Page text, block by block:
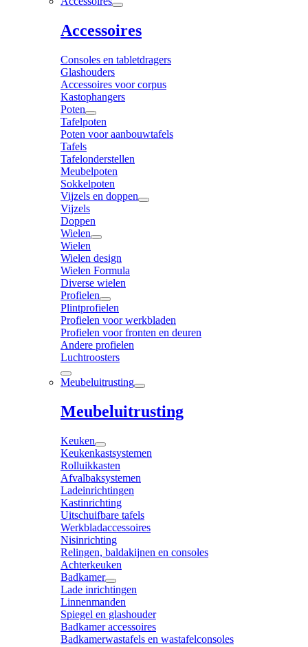
Accessoires
Consoles en tabletdragers
Glashouders
Accessoires voor corpus
Kastophangers
Poten
Tafelpoten
Poten voor aanbouwtafels
Tafels
Tafelonderstellen
Meubelpoten
Sokkelpoten
Vijzels en doppen
Vijzels
Doppen
Wielen
Wielen
Wielen design
Wielen Formula
Diverse wielen
Profielen
Plintprofielen
Profielen voor werkbladen
Profielen voor fronten en deuren
Andere profielen
Luchtroosters
Meubeluitrusting
Meubeluitrusting
Keuken
Keukenkastsystemen
Rolluikkasten
Afvalbaksystemen
Ladeinrichtingen
Kastinrichting
Uitschuifbare tafels
Werkbladaccessoires
Nisinrichting
Relingen, baldakijnen en consoles
Achterkeuken
Badkamer
Lade inrichtingen
Linnenmanden
Spiegel en glashouder
Badkamer accessoires
Badkamerwastafels en wastafelconsoles